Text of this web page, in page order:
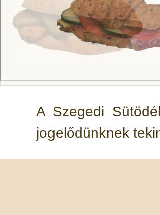
A Szegedi
jogelődünknek